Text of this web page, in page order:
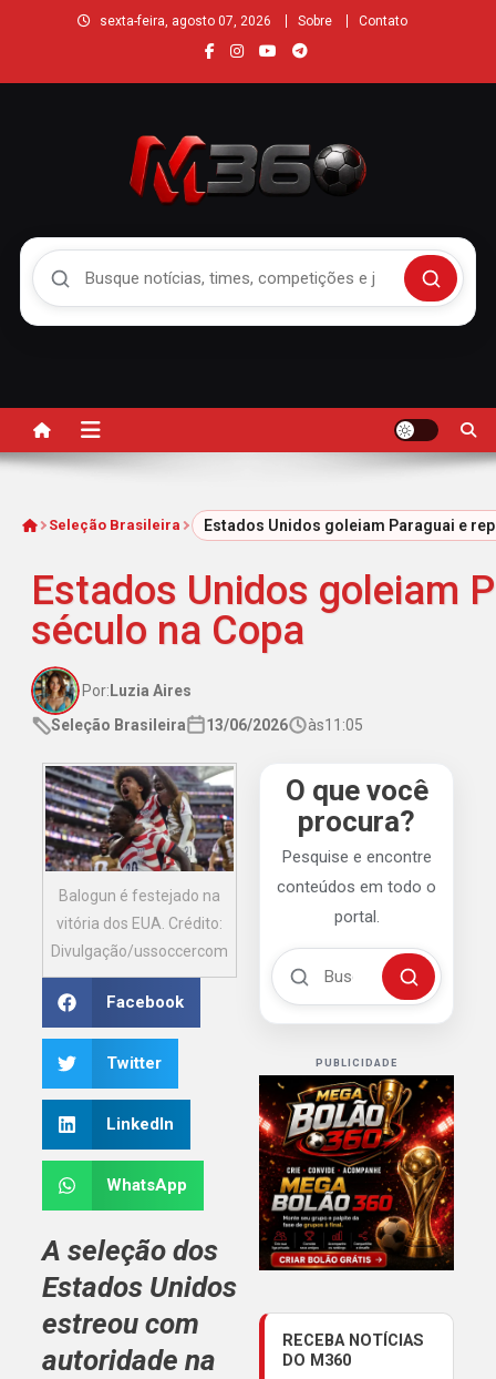
sexta-feira, agosto 07, 2026 Sobre Contato
Buscar
InícioSeleção Brasileira Estados Unidos goleiam Paraguai e
Estados Unidos goleiam
século na Copa
Por: Luzia Aires
Seleção Brasileira
13/06/2026 às11:05
Balogun é festejado na
vitória dos EUA. Crédito:
Divulgação/ussoccercom
Facebook
Twitter
LinkedIn
WhatsApp
A seleção dos
Estados Unidos
estreou com
autoridade na
O que você
procura?
Pesquise e encontre
conteúdos em todo o
portal.
Buscar no Mengão 360
Buscar
PUBLICIDADE
RECEBA NOTÍCIAS
DO M360